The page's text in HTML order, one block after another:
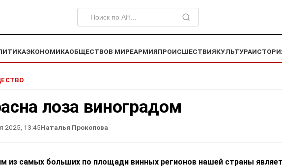
ЭКОНОМИКАОБЩЕСТВОВ МИРЕАРМИЯПРОИСШЕСТВИЯКУЛЬТУРА
лоза виноградом
2025, 13:45Наталья Прокопова
из самых больших по площади винных регионов нашей страны